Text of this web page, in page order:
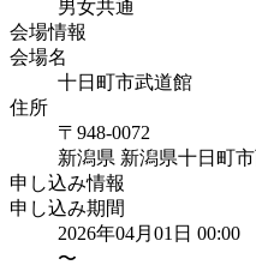
男女共通
会場情報
会場名
十日町市武道館
住所
〒948-0072
新潟県 新潟県十日町
申し込み情報
申し込み期間
2026年04月01日 00:00
〜